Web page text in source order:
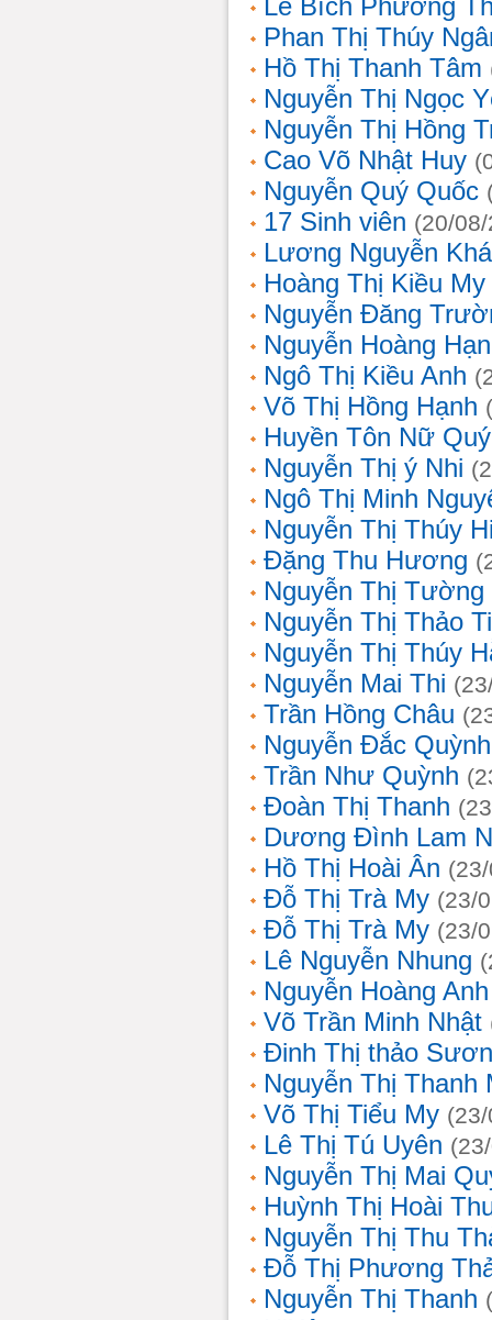
Lê Bích Phương
Phan Thị Thúy
Hồ Thị Thanh Tâm
Nguyễn Thị Ngọc
Nguyễn Thị Hồng
Cao Võ Nhật Huy
Nguyễn Quý Quốc
17 Sinh viên (20/
Lương Nguyễn
Hoàng Thị Kiều My
Nguyễn Đăng
Nguyễn Hoàng
Ngô Thị Kiều Anh
Võ Thị Hồng Hạnh
Huyền Tôn Nữ
Nguyễn Thị ý Nhi
Ngô Thị Minh
Nguyễn Thị Thúy
Đặng Thu Hương
Nguyễn Thị Tường
Nguyễn Thị Thảo
Nguyễn Thị Thúy
Nguyễn Mai Thi
Trần Hồng Châu
Nguyễn Đắc
Trần Như Quỳnh
Đoàn Thị Thanh
Dương Đình Lam
Hồ Thị Hoài Ân
Đỗ Thị Trà My (23/
Đỗ Thị Trà My (23/
Lê Nguyễn Nhung
Nguyễn Hoàng Anh
Võ Trần Minh Nhật
Đinh Thị thảo
Nguyễn Thị Thanh
Võ Thị Tiểu My
Lê Thị Tú Uyên
Nguyễn Thị Mai
Huỳnh Thị Hoài
Nguyễn Thị Thu
Đỗ Thị Phương
Nguyễn Thị Thanh